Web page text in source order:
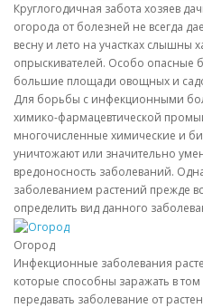
Круглогодичная забота хозяев
огорода от болезней не всегда
весну и лето на участках слышны
опрыскивателей. Особо опасные
большие площади овощных и
Для борьбы с инфекционными
химико-фармацевтической
многочисленные химические и
уничтожают или значительно
вредоносность заболеваний.
заболеванием растений прежде
определить вид данного
Огород
Инфекционные заболевания
которые способны заражать в
передавать заболевание от